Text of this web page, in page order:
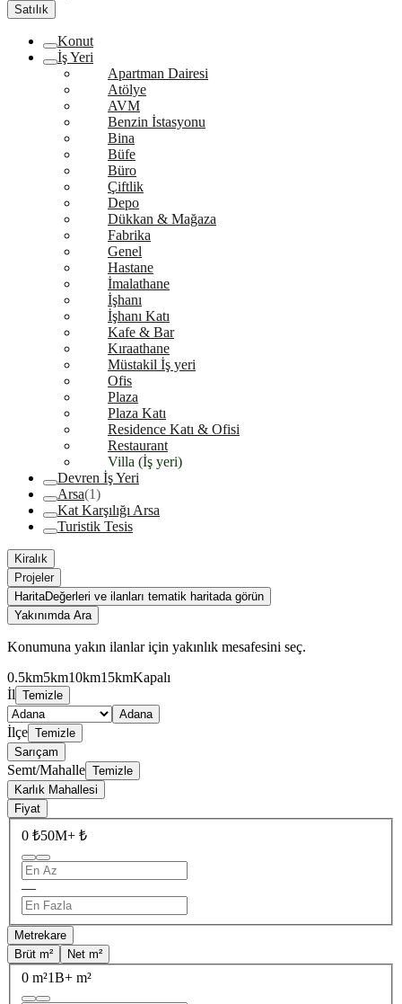
Satılık
Konut
İş Yeri
Apartman Dairesi
Atölye
AVM
Benzin İstasyonu
Bina
Büfe
Büro
Çiftlik
Depo
Dükkan & Mağaza
Fabrika
Genel
Hastane
İmalathane
İşhanı
İşhanı Katı
Kafe & Bar
Kıraathane
Müstakil İş yeri
Ofis
Plaza
Plaza Katı
Residence Katı & Ofisi
Restaurant
Villa (İş yeri)
Devren İş Yeri
Arsa(1)
Kat Karşılığı Arsa
Turistik Tesis
Kiralık
Projeler
HaritaDeğerleri ve ilanları tematik haritada görün
Yakınımda Ara
Konumuna yakın ilanlar için yakınlık mesafesini seç.
0.5km5km10km15kmKapalı
İl Temizle
Adana
İlçe Temizle
Sarıçam
Semt/Mahalle Temizle
Karlık Mahallesi
Fiyat
0 ₺50M+ ₺
—
Metrekare
Brüt m²
Net m²
0 m²1B+ m²